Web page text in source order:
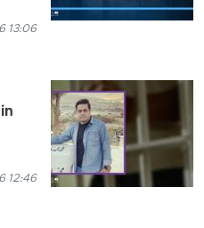
13:06
12:46